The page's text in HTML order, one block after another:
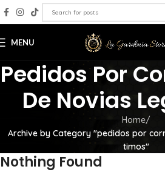
MENU
Pedidos Por
De Novias
Home
Archive by Category "pedidos por
timos"
Nothing Found